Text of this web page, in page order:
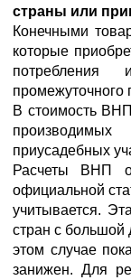
страны или
Конечными
которые
промежуточного
В стоимость
приусадебных
Расчеты ВНП
официальной
учитывается.
стран с большой
этом случае
занижен. Для